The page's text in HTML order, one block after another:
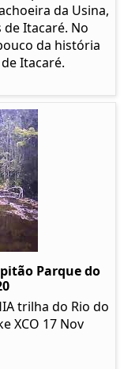
da Usina,
Itacaré. No
da história
Itacaré.
Parque do
trilha do Rio do
XCO 17 Nov